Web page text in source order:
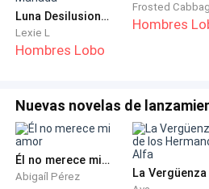
En ese momento, escuché una
Me giré y vi a Araceli, con un
los ojos enrojecidos. Tosió un
hacia mí con una expresión
Luna Desilusionada: La Huida de la Manada
Lexie L
Hombres Lobo
Frosted
Hombres
Nuevas novelas de
Él no merece mi amor
Abigaíl Pérez